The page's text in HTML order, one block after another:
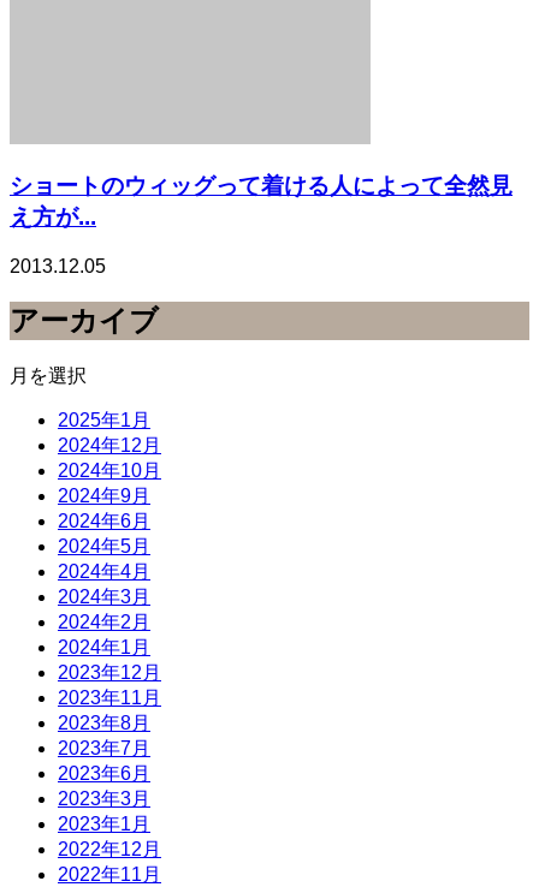
ショートのウィッグって着ける人によって全然見
え方が...
2013.12.05
アーカイブ
月を選択
2025年1月
2024年12月
2024年10月
2024年9月
2024年6月
2024年5月
2024年4月
2024年3月
2024年2月
2024年1月
2023年12月
2023年11月
2023年8月
2023年7月
2023年6月
2023年3月
2023年1月
2022年12月
2022年11月